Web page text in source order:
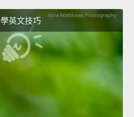
學英文技巧